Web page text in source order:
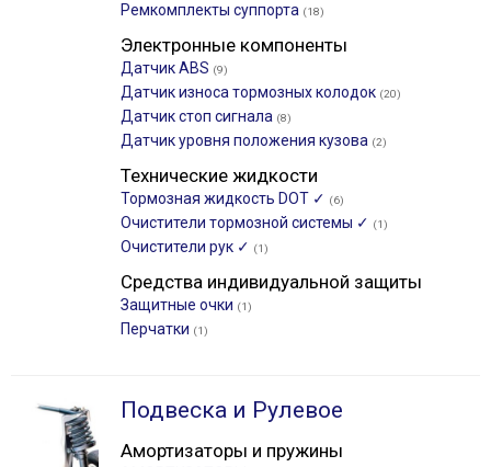
Ремкомплекты суппорта (18)
Электронные компоненты
Датчик ABS (9)
Датчик износа тормозных колодок (20)
Датчик стоп сигнала (8)
Датчик уровня положения кузова (2)
Технические жидкости
Тормозная жидкость DOT ✓ (6)
Очистители тормозной системы ✓ (1)
Очистители рук ✓ (1)
Средства индивидуальной защиты
Защитные очки (1)
Перчатки (1)
Подвеска и Рулевое
Амортизаторы и пружины